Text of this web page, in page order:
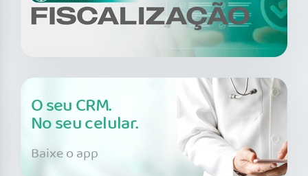
O seu CRM.
No seu celular.
Baixe o app